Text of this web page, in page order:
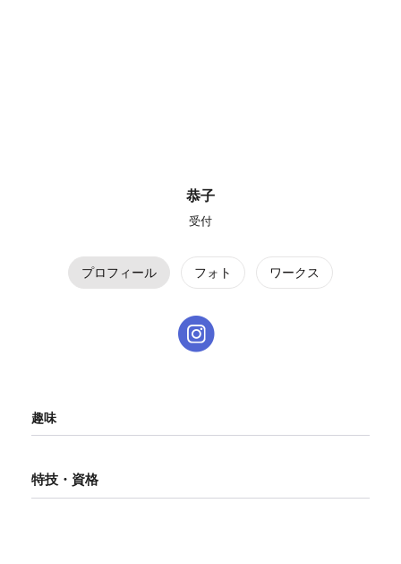
恭子
受付
プロフィール フォト ワークス
趣味
特技・資格